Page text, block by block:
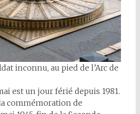
inconnu, au pied de l’Arc de
est un jour férié depuis 1981.
commémoration de